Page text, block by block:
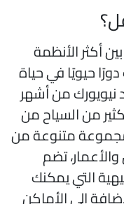
الأنظمة
حيويًا في حياة
من أشهر
من السياح من
متنوعة من
تضم
التي يمكنك
إلى الأماكن